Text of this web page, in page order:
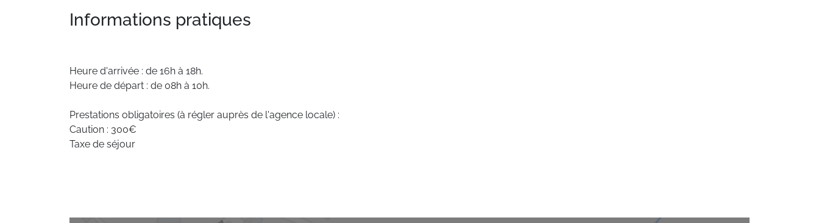
Informations pratiques
Heure d'arrivée : de 16h à 18h.
Heure de départ : de 08h à 10h.
Prestations obligatoires (à régler auprès de l'agence locale) :
Caution : 300€
Taxe de séjour